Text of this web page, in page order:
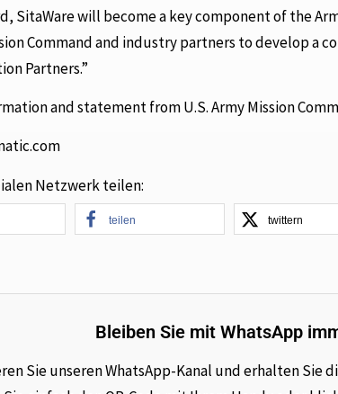
SitaWare will become a key component of the
Command and industry partners to develop a
Partners.”
and statement from U.S. Army Mission
Netzwerk teilen:
teilen twittern
Bleiben Sie mit WhatsApp
Sie unseren WhatsApp-Kanal und erhalten